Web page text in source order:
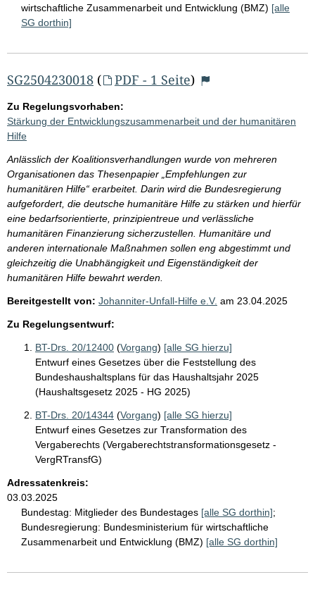
wirtschaftliche Zusammenarbeit und Entwicklung (BMZ) [alle
SG dorthin]
SG2504230018 ( PDF - 1 Seite)
Zu Regelungsvorhaben:
Stärkung der Entwicklungszusammenarbeit und der humanitären
Hilfe
Anlässlich der Koalitionsverhandlungen wurde von mehreren
Organisationen das Thesenpapier „Empfehlungen zur
humanitären Hilfe“ erarbeitet. Darin wird die Bundesregierung
aufgefordert, die deutsche humanitäre Hilfe zu stärken und hierfür
eine bedarfsorientierte, prinzipientreue und verlässliche
humanitären Finanzierung sicherzustellen. Humanitäre und
anderen internationale Maßnahmen sollen eng abgestimmt und
gleichzeitig die Unabhängigkeit und Eigenständigkeit der
humanitären Hilfe bewahrt werden.
Bereitgestellt von: Johanniter-Unfall-Hilfe e.V. am 23.04.2025
Zu Regelungsentwurf:
BT-Drs. 20/12400 (Vorgang) [alle SG hierzu]
Entwurf eines Gesetzes über die Feststellung des
Bundeshaushaltsplans für das Haushaltsjahr 2025
(Haushaltsgesetz 2025 - HG 2025)
BT-Drs. 20/14344 (Vorgang) [alle SG hierzu]
Entwurf eines Gesetzes zur Transformation des
Vergaberechts (Vergaberechtstransformationsgesetz -
VergRTransfG)
Adressatenkreis:
03.03.2025
Bundestag: Mitglieder des Bundestages [alle SG dorthin];
Bundesregierung: Bundesministerium für wirtschaftliche
Zusammenarbeit und Entwicklung (BMZ) [alle SG dorthin]